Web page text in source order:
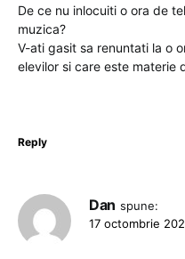
De ce nu inlocuiti o ora de
muzica?
V-ati gasit sa renuntati la o
elevilor si care este materie
Reply
Dan spune:
17 octombrie